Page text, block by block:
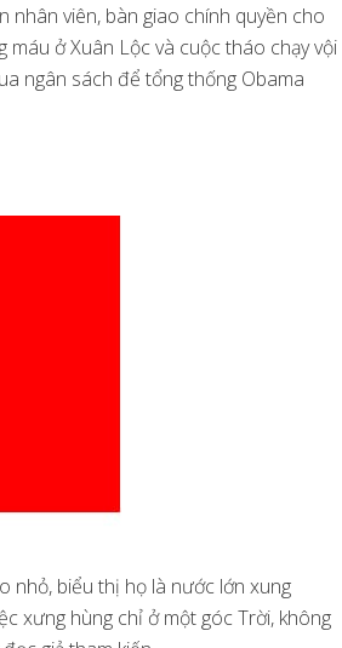
nhân viên, bàn giao chính quyền cho
ở Xuân Lộc và cuộc tháo chạy vội
ngân sách để tổng thống Obama
nhỏ, biểu thị họ là nước lớn xung
xưng hùng chỉ ở một góc Trời, không